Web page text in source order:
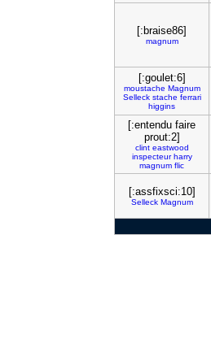
[:braise86]
magnum
[:goulet:6]
moustache Magnum
Selleck stache ferrari
higgins
[:entendu faire
prout:2]
clint eastwood
inspecteur harry
magnum flic
[:assfixsci:10]
Selleck Magnum